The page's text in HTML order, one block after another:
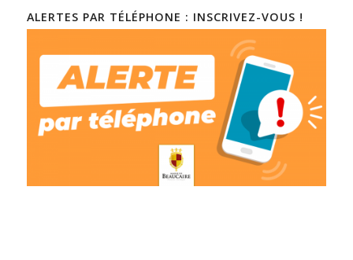
ALERTES PAR TÉLÉPHONE : INSCRIVEZ-VOUS !